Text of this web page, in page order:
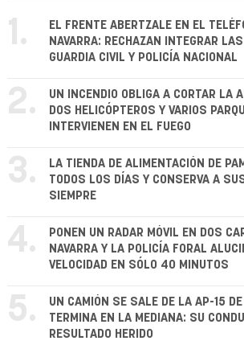
1.
EL FRENTE ABERTZALE EN EL
NAVARRA: RECHAZAN INTEGRAR
GUARDIA CIVIL Y POLICÍA NACIONAL
2.
UN INCENDIO OBLIGA A CORTAR LA
DOS HELICÓPTEROS Y VARIOS
INTERVIENEN EN EL FUEGO
3.
LA TIENDA DE ALIMENTACIÓN DE
TODOS LOS DÍAS Y CONSERVA A
SIEMPRE
4.
PONEN UN RADAR MÓVIL EN DOS
NAVARRA Y LA POLICÍA FORAL
VELOCIDAD EN SÓLO 40 MINUTOS
5.
UN CAMIÓN SE SALE DE LA AP-15 DE
TERMINA EN LA MEDIANA: SU
RESULTADO HERIDO